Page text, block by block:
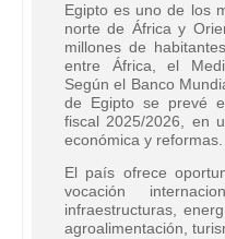
Egipto es uno de los
norte de África y
millones de
entre África, el
Según el Banco
de Egipto se prevé
fiscal 2025/2026, en
económica y reformas.
El país ofrece
vocación
infraestructuras,
agroalimentación,